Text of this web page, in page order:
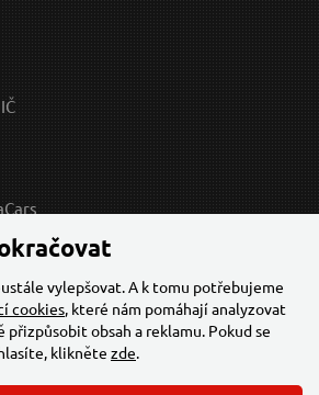
- pavouk, 80cm x O 8mm, 8 ramen
vylepšovat. A k tomu potřebujeme
cookies, které nám pomáhají analyzovat
přizpůsobit obsah a reklamu. Pokud se
klikněte zde.